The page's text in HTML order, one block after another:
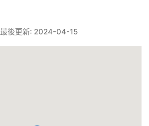
最後更新: 2024-04-15